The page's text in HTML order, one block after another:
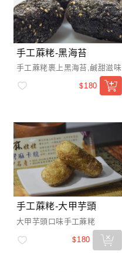
手工蔴粩-黑海苔
手工蔴粩裹上黑海苔,鹹甜滋味
$180
手工蔴粩-大甲芋頭
大甲芋頭口味手工蔴粩
$180